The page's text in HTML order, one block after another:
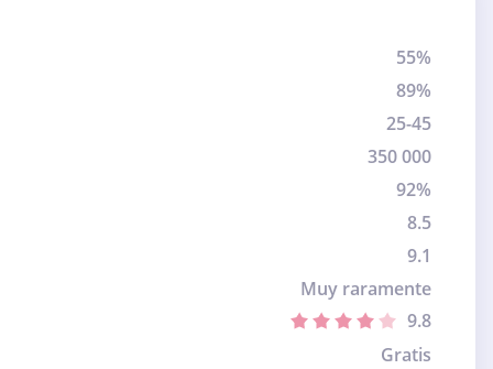
55%
89%
25-45
350 000
92%
8.5
9.1
Muy raramente
9.8
Gratis